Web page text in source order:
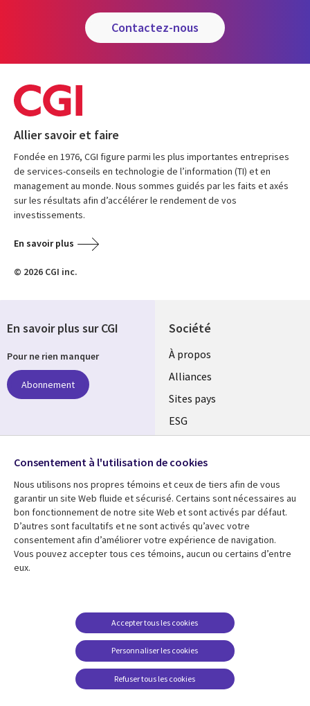
contactez-nous
Allier savoir et faire
Fondée en 1976, CGI figure parmi les plus importantes entreprises
de services-conseils en technologie de l’information (TI) et en
management au monde. Nous sommes guidés par les faits et axés
sur les résultats afin d’accélérer le rendement de vos
investissements.
En savoir plus
© 2026 CGI inc.
Société
À propos
Alliances
Sites pays
ESG
Fusions
Salle de presse
Ressources
Articles
Études de cas
Baladodiffusions
Support
Restrictions et
conditions juridiques
Carrières FAQ
Centre de gestion des
En savoir plus sur CGI
Pour ne rien manquer
Abonnement
Suivez-nous
Social
Media
Global
FR
Consentement à l'utilisation de cookies
Nous utilisons nos propres témoins et ceux de tiers afin de vous
garantir un site Web fluide et sécurisé. Certains sont nécessaires au
bon fonctionnement de notre site Web et sont activés par défaut.
D’autres sont facultatifs et ne sont activés qu’avec votre
consentement afin d’améliorer votre expérience de navigation.
Vous pouvez accepter tous ces témoins, aucun ou certains d’entre
eux.
Personnaliser les cookies
Accepter tous les cookies
Refuser tous les cookies